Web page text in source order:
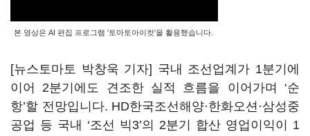
본 영상은 AI 편집 프로그램 '토마토아이컷'을 활용했습니다.
[뉴스토마토 박창욱 기자] 국내 조선업계가 1분기에
이어 2분기에도 견조한 실적 흐름을 이어가며 ‘순
항’할 전망입니다. HD한국조선해양·한화오션·삼성중
공업 등 국내 ‘조선 빅3’의 2분기 합산 영업이익이 1